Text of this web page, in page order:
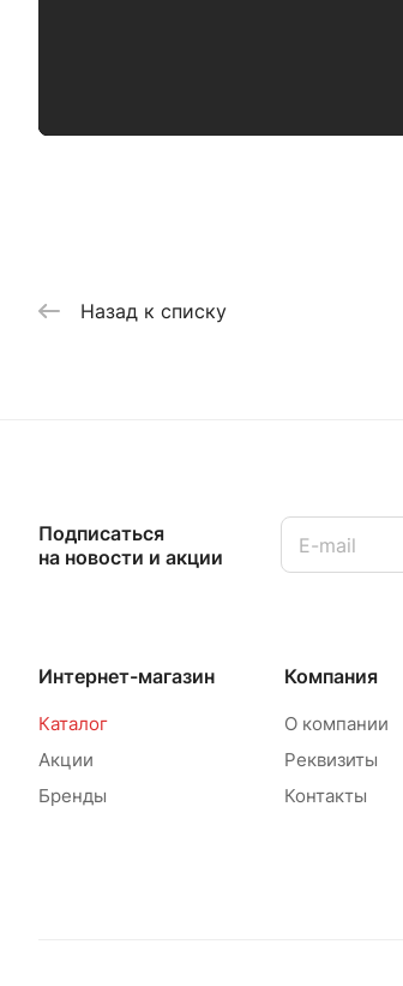
Назад к списку
Подписаться
на новости и акции
Интернет-магазин
Каталог
Акции
Бренды
Компания
О компании
Реквизиты
Контакты